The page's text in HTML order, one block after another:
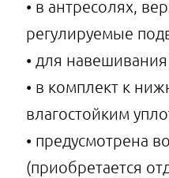
• в антресолях,
регулируемые
• для
• в комплект к
влагостойким
• предусмотрена
(приобретается